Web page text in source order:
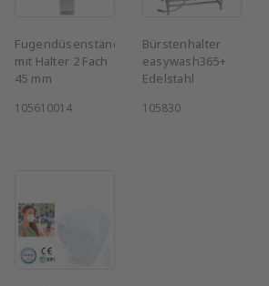
Fugendüsenständer
mit Halter 2 Fach
45 mm
105610014
Bürstenhalter
easywash365+
Edelstahl
105830